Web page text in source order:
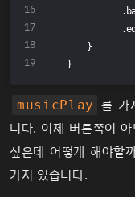
     }
}
musicPlay 를 가
니다. 이제 버튼쪽이
싶은데 어떻게 해야할
가지 있습니다.